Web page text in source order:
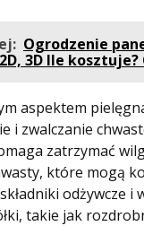
Ogrodzenie
3D Ile kosztuje?
aspektem
i zwalczanie
zatrzymać
które mogą
odżywcze i
takie jak